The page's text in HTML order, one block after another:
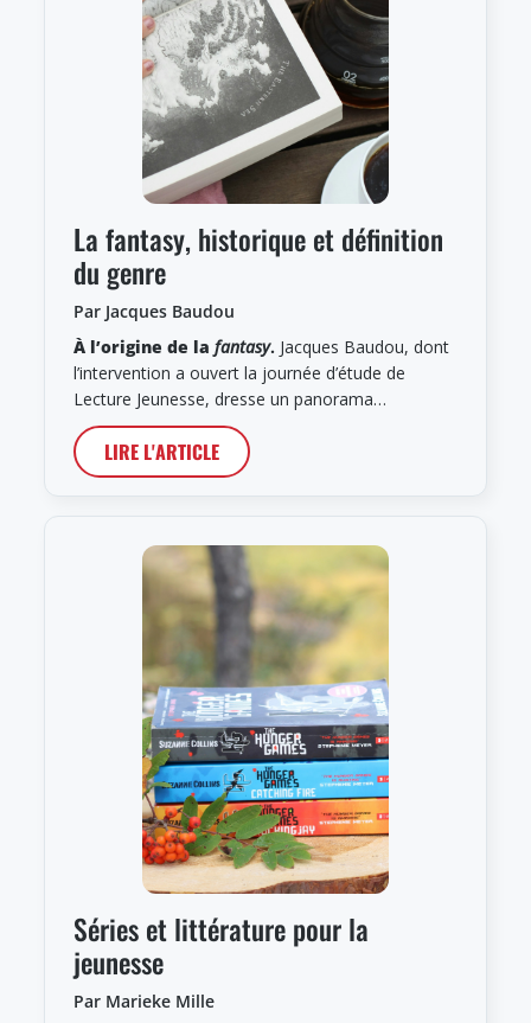
La fantasy, historique et définition
du genre
Par Jacques Baudou
À l’origine de la fantasy. Jacques Baudou, dont
l’intervention a ouvert la journée d’étude de
Lecture Jeunesse, dresse un panorama…
LIRE L'ARTICLE
Séries et littérature pour la
jeunesse
Par Marieke Mille